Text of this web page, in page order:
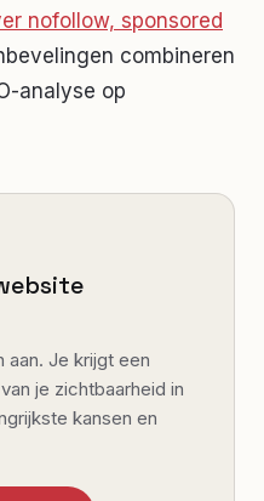
nofollow, sponsored
combineren
analyse op
aan. Je krijgt een
je zichtbaarheid in
kansen en